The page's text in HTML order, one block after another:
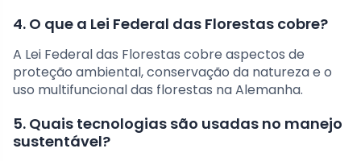
4. O que a Lei Federal das Florestas cobre?
A Lei Federal das Florestas cobre aspectos de
proteção ambiental, conservação da natureza e o
uso multifuncional das florestas na Alemanha.
5. Quais tecnologias são usadas no manejo
sustentável?